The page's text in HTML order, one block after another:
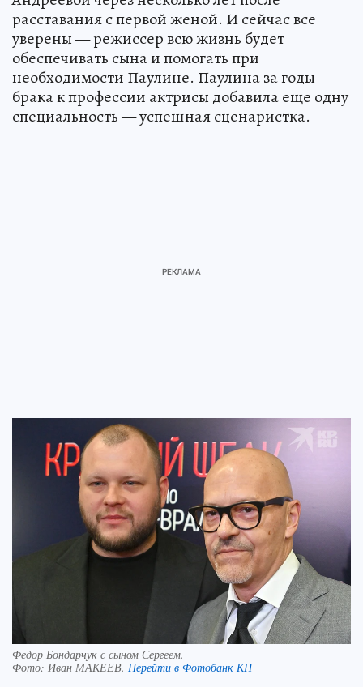
расставания с первой женой. И сейчас все
уверены — режиссер всю жизнь будет
обеспечивать сына и помогать при
необходимости Паулине. Паулина за годы
брака к профессии актрисы добавила еще одну
специальность — успешная сценаристка.
Федор Бондарчук с сыном Сергеем.
Фото: Иван МАКЕЕВ. Перейти в Фотобанк КП